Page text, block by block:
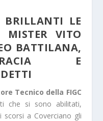
BRILLANTI LE
MISTER VITO
BATTILANA,
E
Tecnico della FIGC
che si sono abilitati,
a Coverciano gli